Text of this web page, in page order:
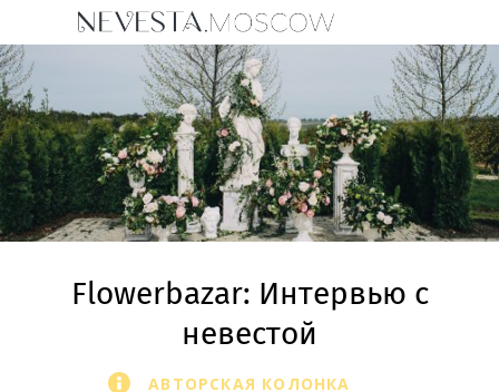
Flowerbazar: Интервью с
невестой
АВТОРСКАЯ КОЛОНКА